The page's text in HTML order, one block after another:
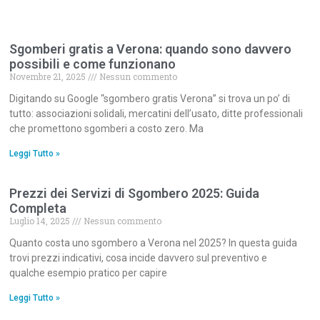
Sgomberi gratis a Verona: quando sono davvero
possibili e come funzionano
Novembre 21, 2025
Nessun commento
Digitando su Google “sgombero gratis Verona” si trova un po’ di
tutto: associazioni solidali, mercatini dell’usato, ditte professionali
che promettono sgomberi a costo zero. Ma
Leggi Tutto »
Prezzi dei Servizi di Sgombero 2025: Guida
Completa
Luglio 14, 2025
Nessun commento
Quanto costa uno sgombero a Verona nel 2025? In questa guida
trovi prezzi indicativi, cosa incide davvero sul preventivo e
qualche esempio pratico per capire
Leggi Tutto »